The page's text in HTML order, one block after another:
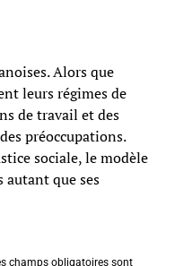
Alors que
leurs régimes de
de travail et des
préoccupations.
sociale, le modèle
que ses
champs obligatoires sont